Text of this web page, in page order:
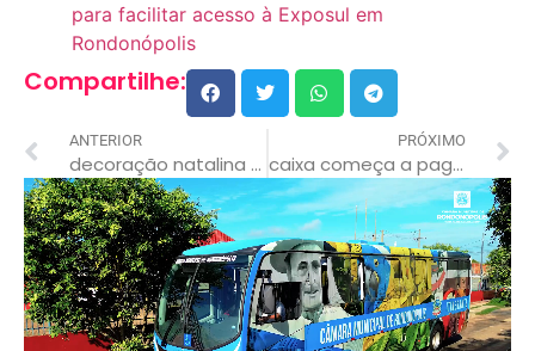
para facilitar acesso à Exposul em
Rondonópolis
Compartilhe:
ANTERIOR
decoração natalina começa mudar o visual da cidade para festas de fim de ano
PRÓXIMO
caixa começa a pagar auxílio brasil com valor mínimo de r$ 400